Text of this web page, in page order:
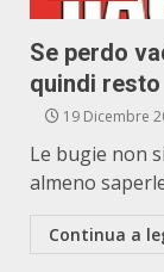
Se perdo
quindi resto
19 Dicembre
Le bugie non
almeno
Continua a